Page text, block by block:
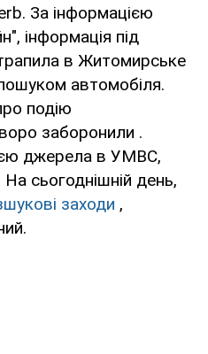
За інформацією
інформація під
в Житомирське
автомобіля.
подію
заборонили .
джерела в УМВС,
сьогоднішній день,
заходи ,